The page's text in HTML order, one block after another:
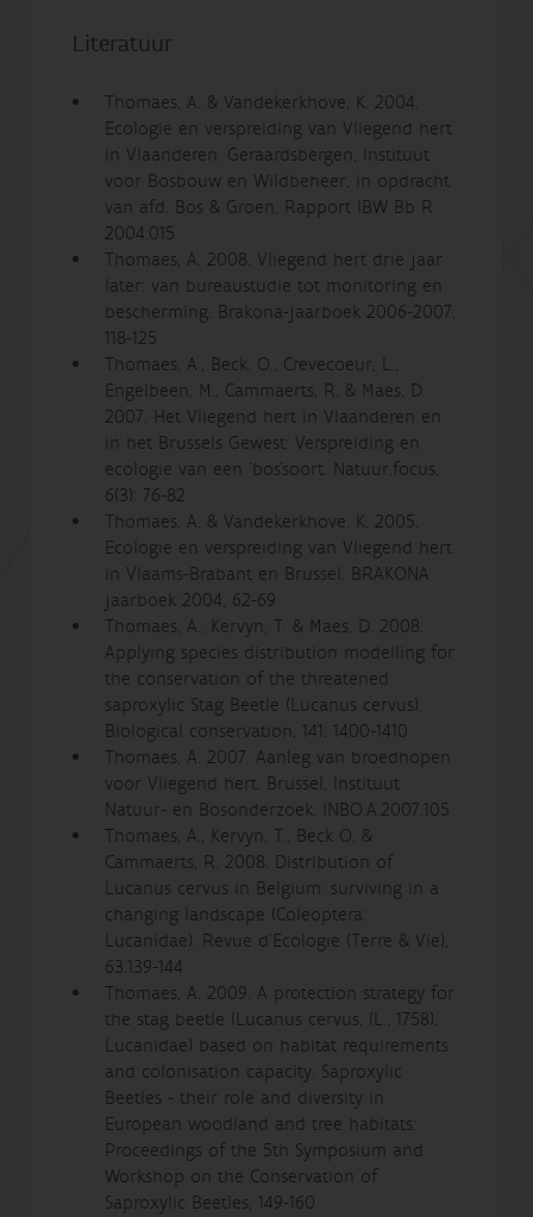
Literatuur
Thomaes, A. & Vandekerkhove, K. 2004.
Ecologie en verspreiding van Vliegend hert
in Vlaanderen. Geraardsbergen, Instituut
voor Bosbouw en Wildbeheer, in opdracht
van afd. Bos & Groen, Rapport IBW Bb R
2004.015
Thomaes, A. 2008. Vliegend hert drie jaar
later: van bureaustudie tot monitoring en
bescherming. Brakona-jaarboek 2006-2007,
118-125
Thomaes, A., Beck. O., Crevecoeur, L.,
Engelbeen, M., Cammaerts, R. & Maes, D.
2007. Het Vliegend hert in Vlaanderen en
in het Brussels Gewest: Verspreiding en
ecologie van een ‘bos’soort. Natuur.focus,
6(3): 76-82
Thomaes, A. & Vandekerkhove, K. 2005.
Ecologie en verspreiding van Vliegend hert
in Vlaams-Brabant en Brussel. BRAKONA
jaarboek 2004, 62-69
Thomaes, A., Kervyn, T. & Maes, D. 2008.
Applying species distribution modelling for
the conservation of the threatened
saproxylic Stag Beetle (Lucanus cervus).
Biological conservation, 141: 1400-1410
Thomaes, A. 2007. Aanleg van broedhopen
voor Vliegend hert. Brussel, Instituut
Natuur- en Bosonderzoek, INBO.A.2007.105
Thomaes, A., Kervyn, T., Beck O. &
Cammaerts, R. 2008. Distribution of
Lucanus cervus in Belgium: surviving in a
changing landscape (Coleoptera:
Lucanidae). Revue d'Ecologie (Terre & Vie),
63:139-144
Thomaes, A. 2009. A protection strategy for
the stag beetle (Lucanus cervus, (L., 1758),
Lucanidae) based on habitat requirements
and colonisation capacity. Saproxylic
Beetles - their role and diversity in
European woodland and tree habitats:
Proceedings of the 5th Symposium and
Workshop on the Conservation of
Saproxylic Beetles, 149-160